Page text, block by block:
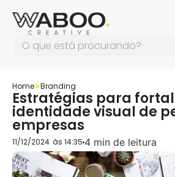
Home Branding
Estratégias para
identidade visual de
empresas
11/12/2024 às 14:35 4 min de leitura